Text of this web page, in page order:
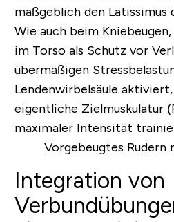
maßgeblich den Latissimus
Wie auch beim
im Torso als Schutz vor
übermäßigen
Lendenwirbelsäule aktiviert,
eigentliche Zielmuskulatur
maximaler Intensität
Integration von